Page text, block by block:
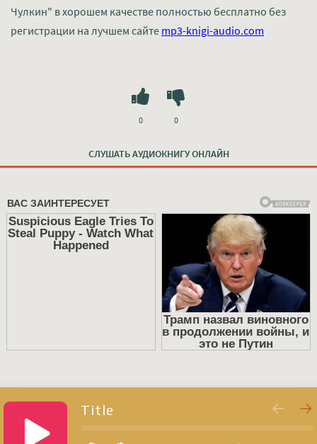
Чулкин" в хорошем качестве полностью бесплатно без
регистрации на лучшем сайте mp3-knigi-audio.com
СЛУШАТЬ АУДИОКНИГУ ОНЛАЙН
0 0
Title